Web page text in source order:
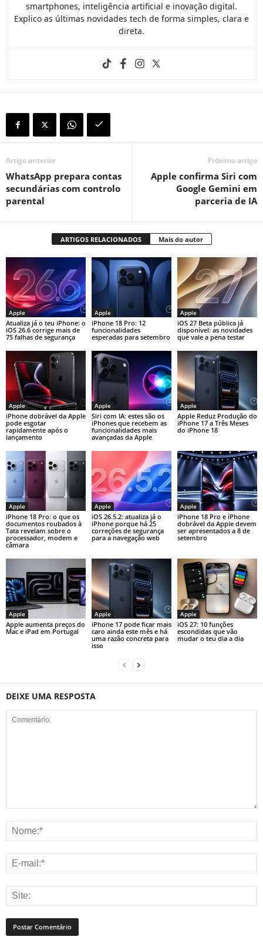
smartphones, inteligência artificial e inovação digital.
Explico as últimas novidades tech de forma simples, clara e
direta.
Artigo anterior
WhatsApp prepara contas
secundárias com controlo
parental
Próximo artigo
Apple confirma Siri com
Google Gemini em
parceria de IA
ARTIGOS RELACIONADOS Mais do autor
Apple
Atualiza já o teu iPhone: o
iOS 26.6 corrige mais de
75 falhas de segurança
Apple
iPhone 18 Pro: 12
funcionalidades
esperadas para setembro
Apple
iOS 27 Beta pública já
disponível: as novidades
que vale a pena testar
Apple
iPhone dobrável da Apple
pode esgotar
rapidamente após o
lançamento
Apple
Siri com IA: estes são os
iPhones que recebem as
funcionalidades mais
avançadas da Apple
Apple
Apple Reduz Produção do
iPhone 17 a Três Meses
do iPhone 18
Apple
iPhone 18 Pro: o que os
documentos roubados à
Tata revelam sobre o
processador, modem e
câmara
Apple
iOS 26.5.2: atualiza já o
iPhone porque há 25
correções de segurança
para a navegação web
Apple
iPhone 18 Pro e iPhone
dobrável da Apple devem
ser apresentados a 8 de
setembro
Apple
Apple aumenta preços do
Mac e iPad em Portugal
Apple
iPhone 17 pode ficar mais
caro ainda este mês e há
uma razão concreta para
isso
Apple
iOS 27: 10 funções
escondidas que vão
mudar o teu dia a dia
DEIXE UMA RESPOSTA